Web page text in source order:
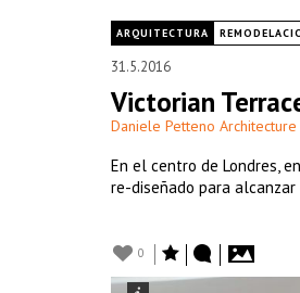
ARQUITECTURA
31.5.2016
Victorian
Daniele Petteno Architecture
En el centro de Londres,
re-diseñado para
0